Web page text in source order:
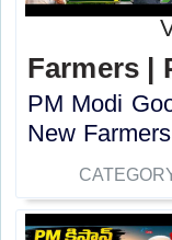
Farmers |
PM Modi
New